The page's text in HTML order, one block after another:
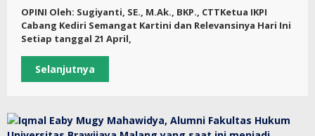
OPINI Oleh: Sugiyanti, SE., M.Ak., BKP., CTTKetua IKPI
Cabang Kediri Semangat Kartini dan Relevansinya Hari Ini
Setiap tanggal 21 April,
Selanjutnya